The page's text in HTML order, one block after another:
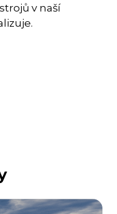
v naší